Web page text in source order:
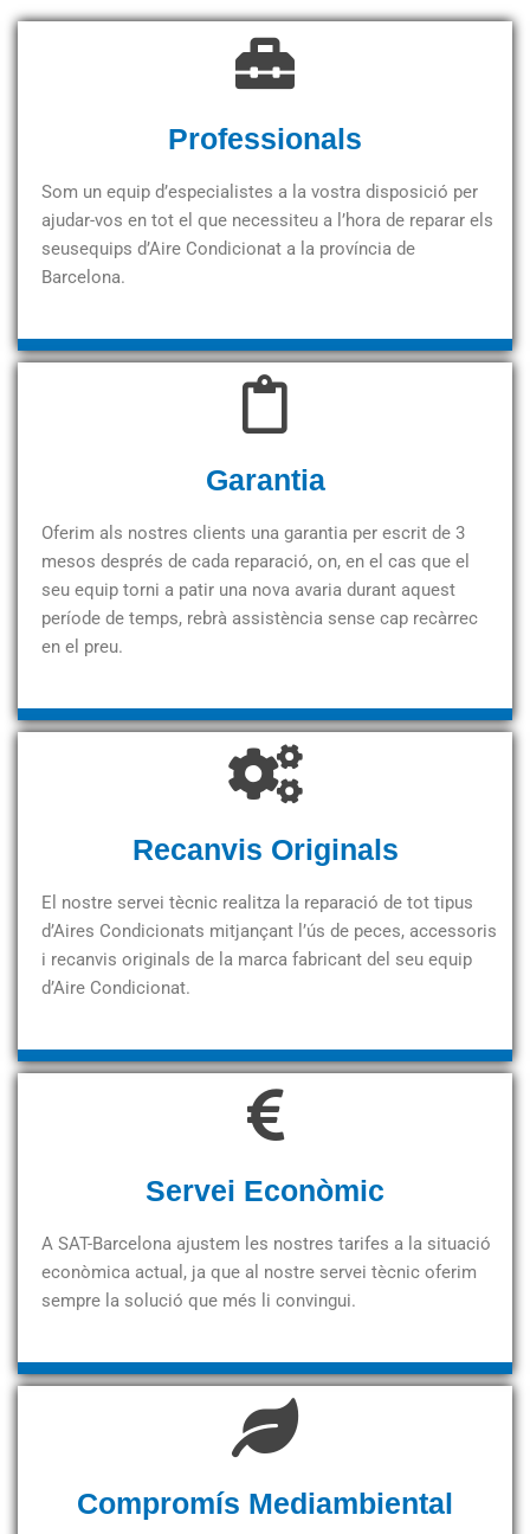
Professionals
Som un equip d’especialistes a la vostra disposició per
ajudar-vos en tot el que necessiteu a l’hora de reparar els
seusequips d’Aire Condicionat a la província de
Barcelona.
Garantia
Oferim als nostres clients una garantia per escrit de 3
mesos després de cada reparació, on, en el cas que el
seu equip torni a patir una nova avaria durant aquest
període de temps, rebrà assistència sense cap recàrrec
en el preu.
Recanvis Originals
El nostre servei tècnic realitza la reparació de tot tipus
d’Aires Condicionats mitjançant l’ús de peces, accessoris
i recanvis originals de la marca fabricant del seu equip
d’Aire Condicionat.
Servei Econòmic
A SAT-Barcelona ajustem les nostres tarifes a la situació
econòmica actual, ja que al nostre servei tècnic oferim
sempre la solució que més li convingui.
Compromís Mediambiental